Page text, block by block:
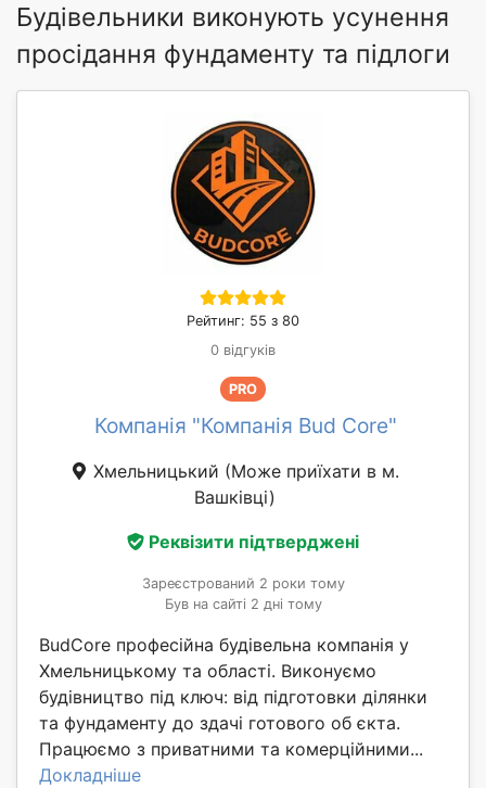
Будівельники виконують усунення
просідання фундаменту та підлоги
Рейтинг: 55 з 80
0 відгуків
PRO
Компанія "Компанія Bud Core"
Хмельницький (Може приїхати в м.
Вашківці)
Реквізити підтверджені
Зареєстрований 2 роки тому
Був на сайті 2 дні тому
BudCore професійна будівельна компанія у
Хмельницькому та області. Виконуємо
будівництво під ключ: від підготовки ділянки
та фундаменту до здачі готового об єкта.
Працюємо з приватними та комерційними...
Докладніше